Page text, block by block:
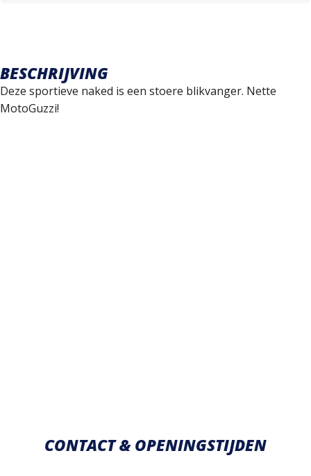
BESCHRIJVING
Deze sportieve naked is een stoere blikvanger. Nette
MotoGuzzi!
CONTACT & OPENINGSTIJDEN